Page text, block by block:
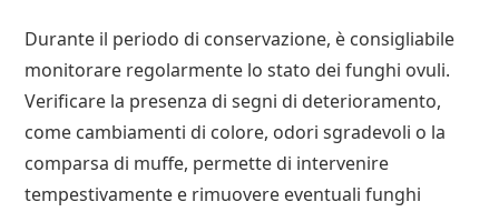
Durante il periodo di conservazione, è consigliabile
monitorare regolarmente lo stato dei funghi ovuli.
Verificare la presenza di segni di deterioramento,
come cambiamenti di colore, odori sgradevoli o la
comparsa di muffe, permette di intervenire
tempestivamente e rimuovere eventuali funghi